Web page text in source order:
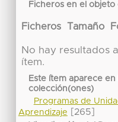
Ficheros en el objeto
Ficheros Tamaño
No hay resultados
ítem.
Este ítem aparece
colección(ones)
Programas de
Aprendizaje
[265]